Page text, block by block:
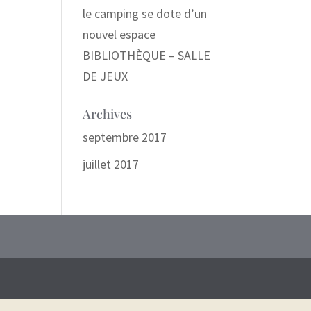
le camping se dote d’un
nouvel espace
BIBLIOTHÈQUE – SALLE
DE JEUX
Archives
septembre 2017
juillet 2017